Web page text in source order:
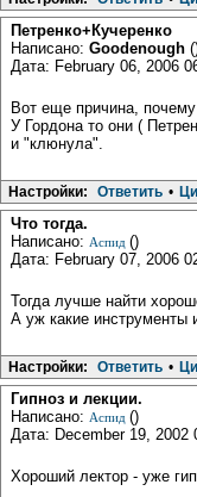
Петренко+Кучеренко
Написано: Goodеnough
Дата: February 06, 2006
Вот еще причина,
У Гордона то они (
и "клюнула".
Настройки: Ответить •
Что тогда.
Написано: Аспид ()
Дата: February 07, 2006
Тогда лучше найти
А уж какие инструменты
Настройки: Ответить •
Гипноз и лекции.
Написано: Аспид ()
Дата: December 19, 2002
Хороший лектор - уже